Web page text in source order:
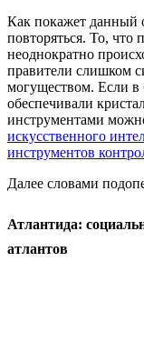
Как покажет данный
повторяться. То, что
неоднократно
правители слишком
могуществом. Если в
обеспечивали
инструментами
искусственного
инструментов
Далее словами
Атлантида:
атлантов